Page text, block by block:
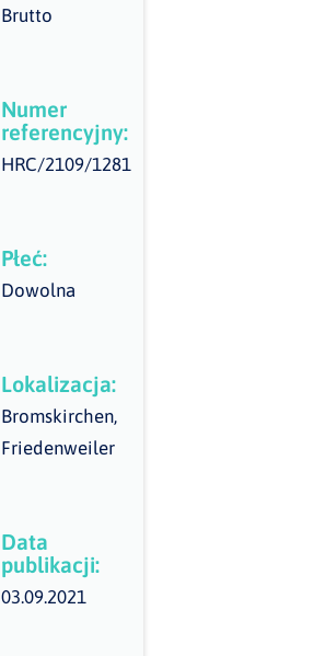
Brutto
Numer
referencyjny:
HRC/2109/1281
Płeć:
Dowolna
Lokalizacja:
Bromskirchen,
Friedenweiler
Data
publikacji:
03.09.2021